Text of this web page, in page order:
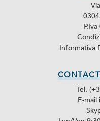
Informativa
Tel.
E-mail